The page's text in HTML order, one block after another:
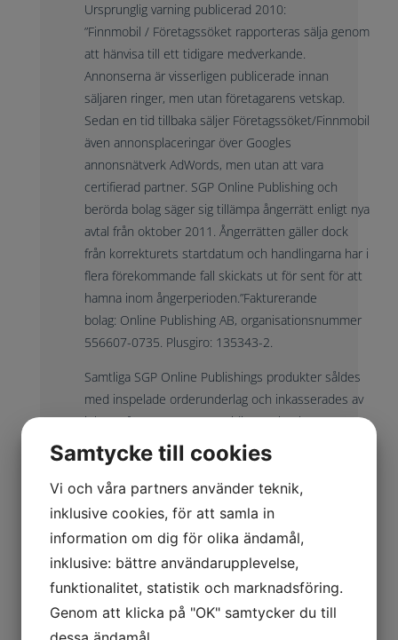
Ursprunglig varning publicerad 2010:
”Finnmobil / Företagssöket rapporteras sälja genom
att hänvisa till ett tidigare medverkande.
Annonserna är visserligen publicerade innan
säljaren ringer, men utan företagarens vetskap.
Sedan en tid tillbaka säljer Företagssöket/Finnmobil
även annonsplaceringar över Googles
annonsnätverk AdWords, men utan att vara
certifierad partner. SGP Online Publishing och
berörda bolag säger sig tillämpa ångerrätt enligt nya
avtal från oktober 2011. Ångerrätten gäller dock
från korrekturets startdatum och handlingarna har i
flera förekommande fall skickats ut för sent för att
hamna inom ångerperioden.”Fakturerande
bolag: Online Publishing AB, organisationsnummer
556607-0735. Plusgiro: 135343-2.
Samtliga SGP Online Publishings produkter såldes
med inspelade orderunderlag och inkasserades av
inkassoföretaget Securo (tidigare Klavab), som även
regelbundet stämde företag i tingsrätten. Securo
tappade efter en tid tillståndet att bedriva
inkassoverksamhet.
Bildalbum
(Klicka på bilderna för att visa dem i full storlek)
Samtycke till cookies
Vi och våra partners använder teknik,
inklusive cookies, för att samla in
information om dig för olika ändamål,
inklusive: bättre användarupplevelse,
funktionalitet, statistik och marknadsföring.
Genom att klicka på "OK" samtycker du till